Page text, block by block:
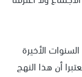
الأخيرة
أن هذا النهج